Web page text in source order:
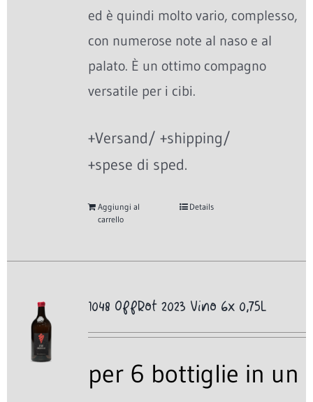
ed è quindi molto vario, complesso,
con numerose note al naso e al
palato. È un ottimo compagno
versatile per i cibi.
+Versand/ +shipping/
+spese di sped.
Aggiungi al
carrello
Details
1048 OffRot 2023 Vino 6x 0,75L
per 6 bottiglie in un